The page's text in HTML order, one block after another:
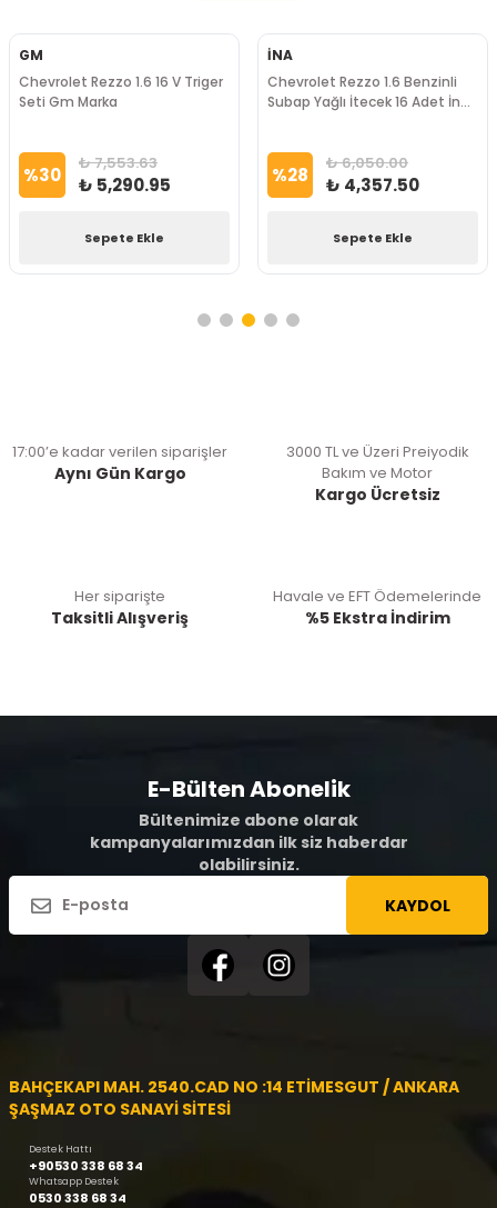
GM
Chevrolet Rezzo 1.6 16 V Triger
Seti Gm Marka
%30 ₺ 7,553.63
₺ 5,290.95
Sepete Ekle
İNA
Chevrolet Rezzo 1.6 Benzinli
Subap Yağlı İtecek 16 Adet İna
%28 ₺ 6,050.00
₺ 4,357.50
Sepete Ekle
17:00’e kadar verilen siparişler
Aynı Gün Kargo
3000 TL ve Üzeri Preiyodik
Bakım ve Motor
Kargo Ücretsiz
Her siparişte
Taksitli Alışveriş
Havale ve EFT Ödemelerinde
%5 Ekstra İndirim
E-Bülten Abonelik
Bültenimize abone olarak
kampanyalarımızdan ilk siz haberdar
olabilirsiniz.
KAYDOL
BAHÇEKAPI MAH. 2540.CAD NO :14 ETİMESGUT / ANKARA
ŞAŞMAZ OTO SANAYİ SİTESİ
Destek Hattı
+90530 338 68 34
Whatsapp Destek
0530 338 68 34